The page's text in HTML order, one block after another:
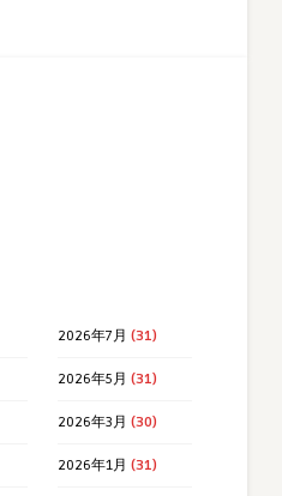
2026年7月 (31)
2026年5月 (31)
2026年3月 (30)
2026年1月 (31)